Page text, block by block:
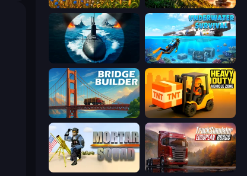
Field Master Artillery Vs Tanks
Ships Battlefield 3D Underwater Survival: Deep Dive
Bridge Builder
Mortar Squad Truck Simulator: European Roads